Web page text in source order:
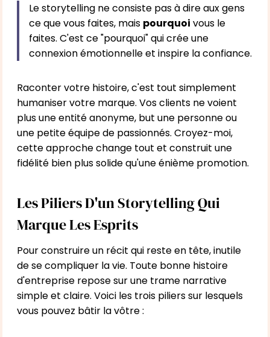
Le storytelling ne consiste pas à dire aux gens
ce que vous faites, mais pourquoi vous le
faites. C'est ce "pourquoi" qui crée une
connexion émotionnelle et inspire la confiance.
Raconter votre histoire, c'est tout simplement
humaniser votre marque. Vos clients ne voient
plus une entité anonyme, but une personne ou
une petite équipe de passionnés. Croyez-moi,
cette approche change tout et construit une
fidélité bien plus solide qu'une énième promotion.
Les Piliers D'un Storytelling Qui
Marque Les Esprits
Pour construire un récit qui reste en tête, inutile
de se compliquer la vie. Toute bonne histoire
d'entreprise repose sur une trame narrative
simple et claire. Voici les trois piliers sur lesquels
vous pouvez bâtir la vôtre :